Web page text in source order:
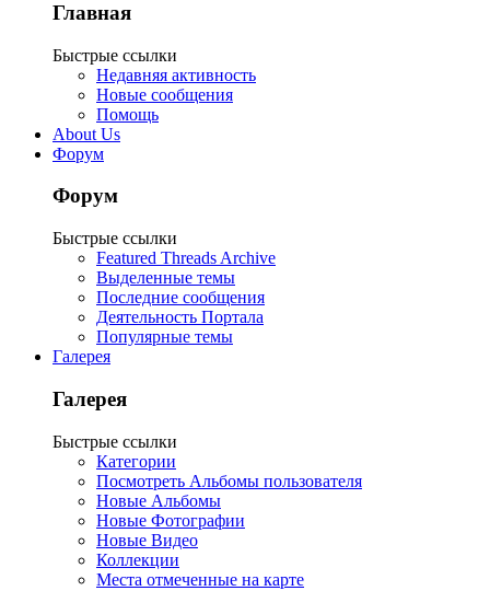
Главная
Быстрые ссылки
Недавняя активность
Новые сообщения
Помощь
About Us
Форум
Форум
Быстрые ссылки
Featured Threads Archive
Выделенные темы
Последние сообщения
Деятельность Портала
Популярные темы
Галерея
Галерея
Быстрые ссылки
Категории
Посмотреть Альбомы пользователя
Новые Альбомы
Новые Фотографии
Новые Видео
Коллекции
Места отмеченные на карте